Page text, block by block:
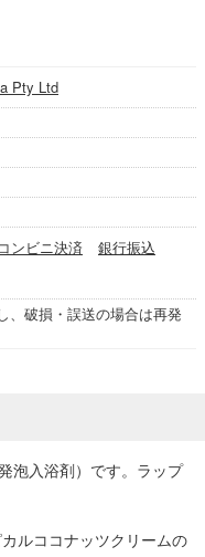
Pty Ltd
コンビニ決済
銀行振込
、破損・誤送の場合は再発
泡入浴剤）です。ラップ
ルココナッツクリームの